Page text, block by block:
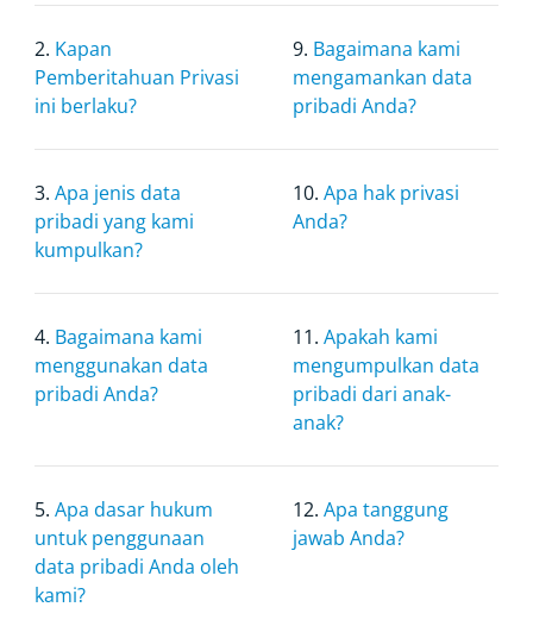
2. Kapan
Pemberitahuan Privasi
ini berlaku?
9. Bagaimana kami
mengamankan data
pribadi Anda?
3. Apa jenis data
pribadi yang kami
kumpulkan?
10. Apa hak privasi
Anda?
4. Bagaimana kami
menggunakan data
pribadi Anda?
11. Apakah kami
mengumpulkan data
pribadi dari anak-
anak?
5. Apa dasar hukum
untuk penggunaan
data pribadi Anda oleh
kami?
12. Apa tanggung
jawab Anda?